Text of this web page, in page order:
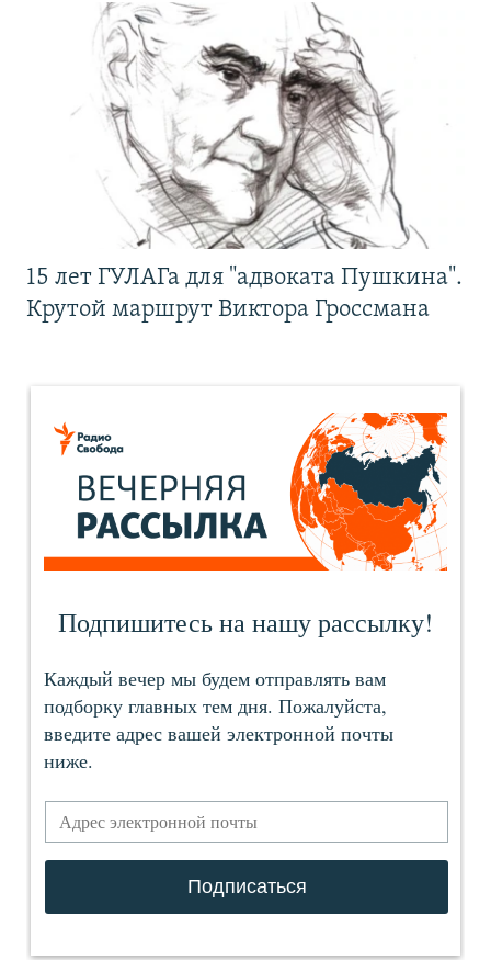
15 лет ГУЛАГа для "адвоката Пушкина".
Крутой маршрут Виктора Гроссмана